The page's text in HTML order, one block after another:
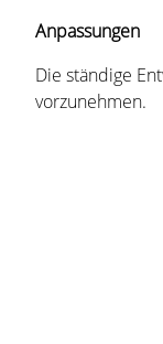
Anpassungen
Die ständige
vorzunehmen.